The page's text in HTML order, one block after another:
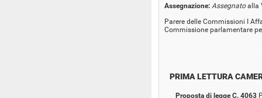
Assegnazione: Assegnatoalla
Parere delle Commissioni I
Commissione parlamentare
PRIMA LETTURA
Proposta di legge C. 4063